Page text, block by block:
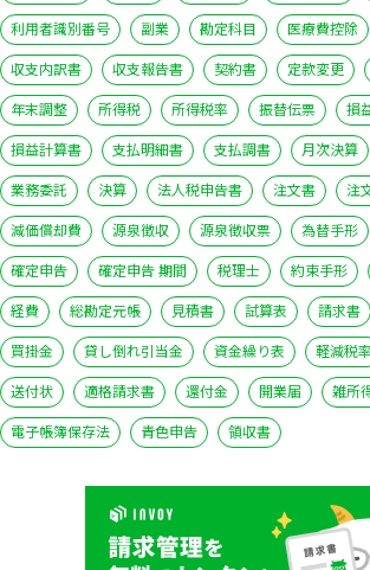
利用者識別番号
副業 勘定科目 医療費控除
収支内訳書
収支報告書 契約書 定款変更
年末調整
所得税 所得税率 振替伝票
損
損益計算書
支払明細書 支払調書 月次決算
業務委託
決算 法人税申告書 注文書 注
減価償却費
源泉徴収 源泉徴収票 為替手形
確定申告
確定申告 期間 税理士 約束手形
経費
総勘定元帳 見積書 試算表 請求書
買掛金
貸し倒れ引当金 資金繰り表 軽減税率
送付状
適格請求書 還付金 開業届 雑所
電子帳簿保存法
青色申告 領収書